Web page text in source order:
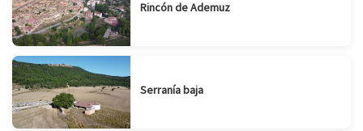
Rincón de Ademuz
Serranía baja